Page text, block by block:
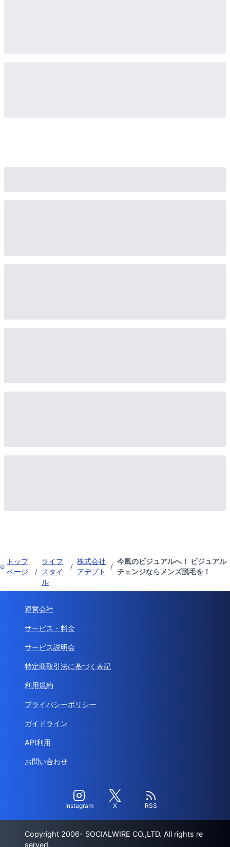
トップ
ページ
/
ライフ
スタイ
ル
/
株式会社
アデプト
/
今風のビジュアルへ！ ビジュアル
チェンジならメンズ脱毛を！
運営会社
サービス・料金
サービス説明会
特定商取引法に基づく表記
利用規約
プライバシーポリシー
ガイドライン
API利用
お問い合わせ
Instagram X RSS
Copyright 2006- SOCIALWIRE CO.,LTD. All rights re
served.